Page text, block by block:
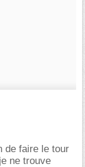
de faire le tour
ne trouve